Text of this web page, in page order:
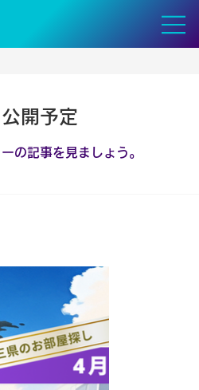
開予定
の記事を見ましょう。